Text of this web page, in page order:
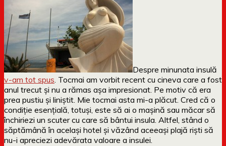
Despre minunata insulă
v-am tot spus. Tocmai am vorbit recent cu cineva care a fost
anul trecut și nu a rămas așa impresionat. Pe motiv că era
prea pustiu și liniștit. Mie tocmai asta mi-a plăcut. Cred că o
condiție esențială, totuși, este să ai o mașină sau măcar să
închiriezi un scuter cu care să bântui insula. Altfel, stând o
săptămână în același hotel și văzând aceeași plajă riști să
nu-i apreciezi adevărata valoare a insulei.